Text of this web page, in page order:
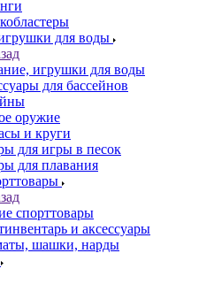
для воды
игрушки для воды
для бассейнов
оружие
и круги
для игры в песок
для плавания
спорттовары
и аксессуары
шашки, нарды